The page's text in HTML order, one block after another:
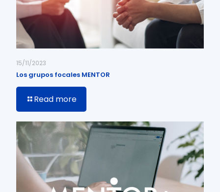
15/11/2023
Los grupos focales MENTOR
Read more